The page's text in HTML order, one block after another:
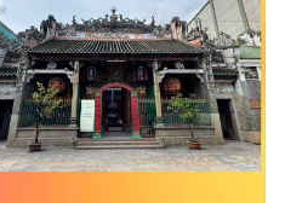
年09月06日 签发第26/GP-CBC号许可